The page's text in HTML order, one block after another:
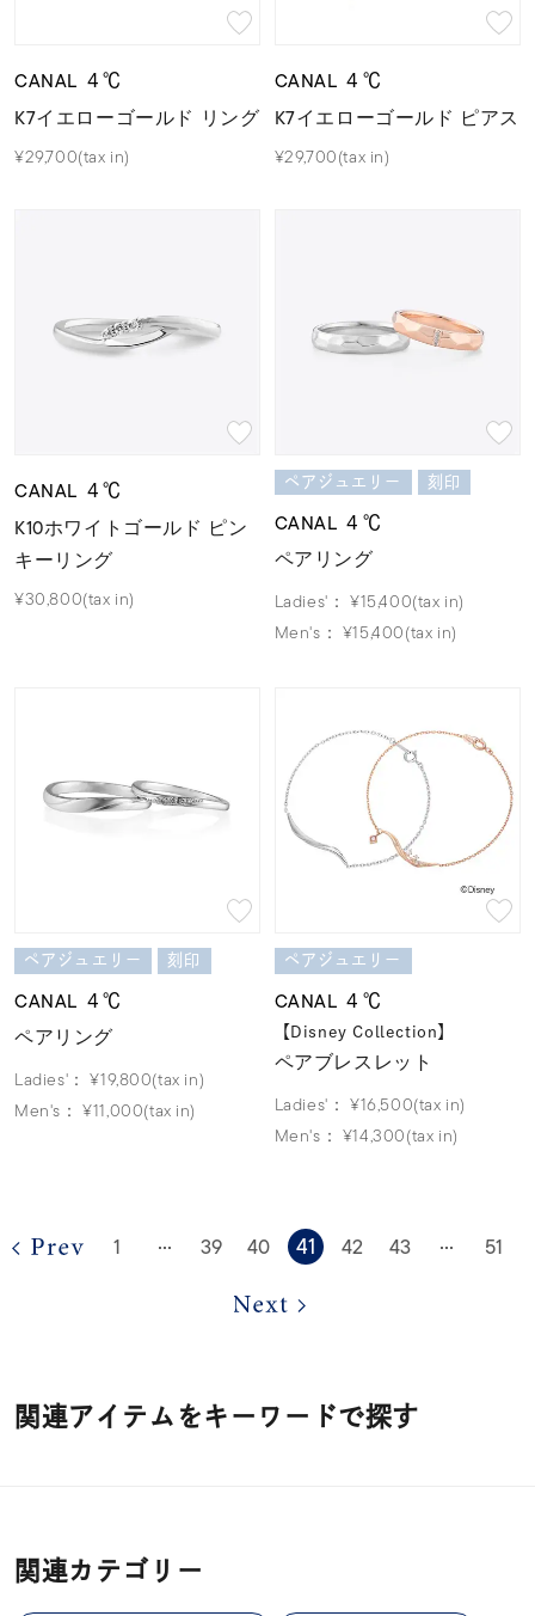
CANAL ４℃
K7イエローゴールド リング
¥29,700(tax in)
CANAL ４℃
K7イエローゴールド ピアス
¥29,700(tax in)
CANAL ４℃
K10ホワイトゴールド ピン
キーリング
¥30,800(tax in)
ペアジュエリー 刻印
CANAL ４℃
ペアリング
Ladies'： ¥15,400(tax in)
Men's： ¥15,400(tax in)
ペアジュエリー 刻印
CANAL ４℃
ペアリング
Ladies'： ¥19,800(tax in)
Men's： ¥11,000(tax in)
ペアジュエリー
CANAL ４℃
【Disney Collection】
ペアブレスレット
Ladies'： ¥16,500(tax in)
Men's： ¥14,300(tax in)
1 ⋯ 39 40 41 42 43 ⋯ 51
関連アイテムをキーワードで探す
関連カテゴリー